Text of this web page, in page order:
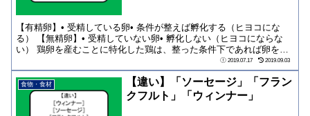
【有精卵】• 受精している卵• 条件が整えば孵化する（ヒヨコにな
る） 【無精卵】• 受精していない卵• 孵化しない（ヒヨコにならな
い） 鶏卵を産むことに特化した鶏は、整った条件下であれば卵をほ
2019.07.17 2019.09.03
食物・食材
【違い】「ソーセージ」「フラン
クフルト」「ウィンナー」